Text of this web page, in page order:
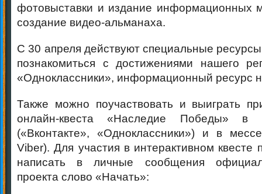
фотовыставки и издание информационных
создание видео-альманаха.
С 30 апреля действуют специальные
познакомиться с достижениями нашего
«Одноклассники», информационный ресурс
Также можно поучаствовать и выиграть
онлайн-квеста «Наследие Победы» в
(«Вконтакте», «Одноклассники») и в
Viber). Для участия в интерактивном квесте
написать в личные сообщения
проекта слово «Начать»: